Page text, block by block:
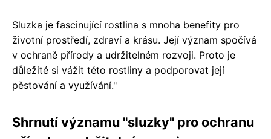
Sluzka je fascinující rostlina s mnoha benefity pro
životní prostředí, zdraví a krásu. Její význam spočívá
v ochraně přírody a udržitelném rozvoji. Proto je
důležité si vážit této rostliny a podporovat její
pěstování a využívání."
Shrnutí významu "sluzky" pro ochranu